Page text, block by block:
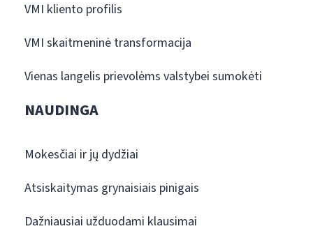
VMI kliento profilis
VMI skaitmeninė transformacija
Vienas langelis prievolėms valstybei sumokėti
NAUDINGA
Mokesčiai ir jų dydžiai
Atsiskaitymas grynaisiais pinigais
Dažniausiai užduodami klausimai